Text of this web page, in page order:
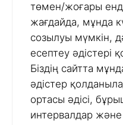
төмен/жоғары
жағдайда, мұнда
созылуы мүмкін,
есептеу әдістері
Біздің сайтта
әдістер
ортасы әдісі,
интервалдар